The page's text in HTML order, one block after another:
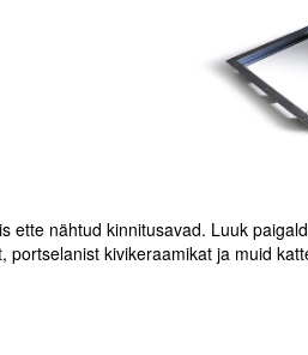
ette nähtud kinnitusavad. Luuk
kivikeraamikat ja muid